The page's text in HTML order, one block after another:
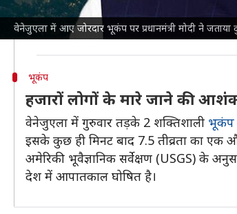
वेनेजुएला में आए जोरदार भूकंप पर प्रधानमंत्री मोदी ने जताया
संवेदना व्यक्त करता हूं जिन्होंने अपने
संभव मदद देने के लिए तैयार है।'
भूकंप
हजारों लोगों के मारे जाने की
वेनेजुएला में गुरुवार तड़के 2 शक्तिशाली भूकंप
इसके कुछ ही मिनट बाद 7.5 तीव्रता का एक
अमेरिकी भूवैज्ञानिक सर्वेक्षण (USGS) के
देश में आपातकाल घोषित है।